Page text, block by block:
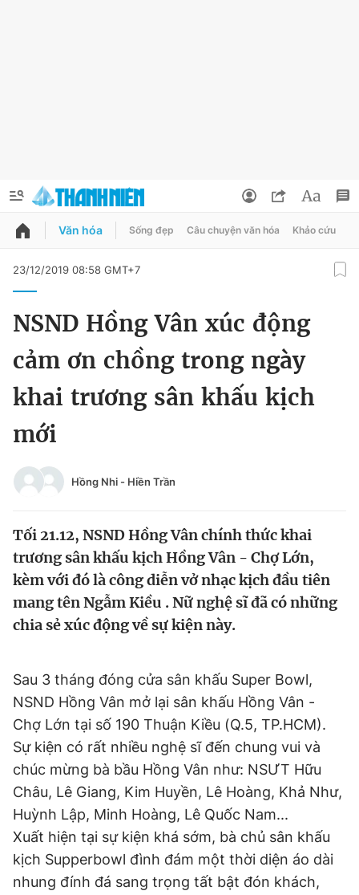
QUẢNG CÁO
Tin thị trường
Sản phẩm khác
Tiện ích Bạn cần biết
Đọc Thanh Niên trên điện thoại
Theo dõi báo trên
Đổi mật khẩu
Tin đã lưu
Tin đã xem
Đăng xuất
Văn hóa Sống đẹp Câu chuyện văn hóa Khảo cứu
23/12/2019 08:58 GMT+7
NSND Hồng Vân xúc động
cảm ơn chồng trong ngày
khai trương sân khấu kịch
mới
Hồng Nhi - Hiền Trần
Tối 21.12, NSND Hồng Vân chính thức khai
trương sân khấu kịch Hồng Vân - Chợ Lớn,
kèm với đó là công diễn vở nhạc kịch đầu tiên
mang tên Ngẫm Kiều . Nữ nghệ sĩ đã có những
chia sẻ xúc động về sự kiện này.
Sau 3 tháng đóng cửa sân khấu Super Bowl,
NSND Hồng Vân mở lại sân khấu Hồng Vân -
Chợ Lớn tại số 190 Thuận Kiều (Q.5, TP.HCM).
Sự kiện có rất nhiều nghệ sĩ đến chung vui và
chúc mừng bà bầu Hồng Vân như: NSƯT Hữu
Châu, Lê Giang, Kim Huyền, Lê Hoàng, Khả Như,
Huỳnh Lập, Minh Hoàng, Lê Quốc Nam...
Xuất hiện tại sự kiện khá sớm, bà chủ sân khấu
kịch Supperbowl đình đám một thời diện áo dài
nhung đính đá sang trọng tất bật đón khách,